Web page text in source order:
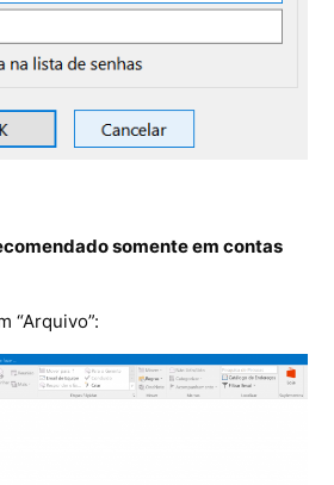
somente em contas
“Arquivo”: